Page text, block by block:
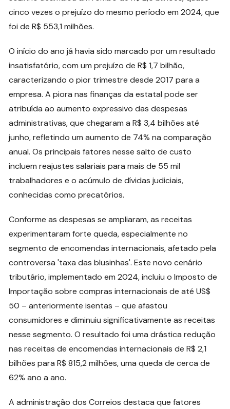
cinco vezes o prejuízo do mesmo período em 2024, que
foi de R$ 553,1 milhões.
O início do ano já havia sido marcado por um resultado
insatisfatório, com um prejuízo de R$ 1,7 bilhão,
caracterizando o pior trimestre desde 2017 para a
empresa. A piora nas finanças da estatal pode ser
atribuída ao aumento expressivo das despesas
administrativas, que chegaram a R$ 3,4 bilhões até
junho, refletindo um aumento de 74% na comparação
anual. Os principais fatores nesse salto de custo
incluem reajustes salariais para mais de 55 mil
trabalhadores e o acúmulo de dívidas judiciais,
conhecidas como precatórios.
Conforme as despesas se ampliaram, as receitas
experimentaram forte queda, especialmente no
segmento de encomendas internacionais, afetado pela
controversa 'taxa das blusinhas'. Este novo cenário
tributário, implementado em 2024, incluiu o Imposto de
Importação sobre compras internacionais de até US$
50 – anteriormente isentas – que afastou
consumidores e diminuiu significativamente as receitas
nesse segmento. O resultado foi uma drástica redução
nas receitas de encomendas internacionais de R$ 2,1
bilhões para R$ 815,2 milhões, uma queda de cerca de
62% ano a ano.
A administração dos Correios destaca que fatores